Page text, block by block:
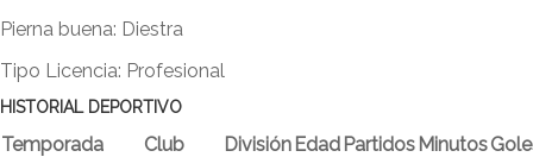
Pierna buena: Diestra
Tipo Licencia: Profesional
HISTORIAL DEPORTIVO
Temporada Club División Edad Partidos Minutos